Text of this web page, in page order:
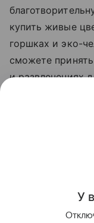
купить живые
горшках и эко-
сможете
и развлечениях
Еще больше
У